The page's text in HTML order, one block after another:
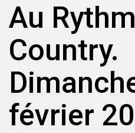
Au
Country.
février